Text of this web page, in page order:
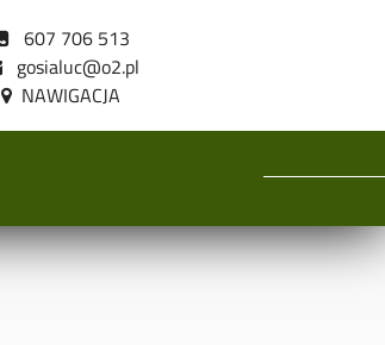
607 706 513
gosialuc@o2.pl